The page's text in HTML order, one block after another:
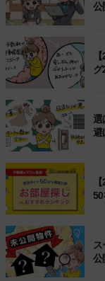
公
選
避
公